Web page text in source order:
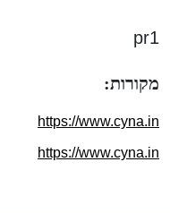
pr1
מקורות:
https://www.cyna.in
https://www.cyna.in